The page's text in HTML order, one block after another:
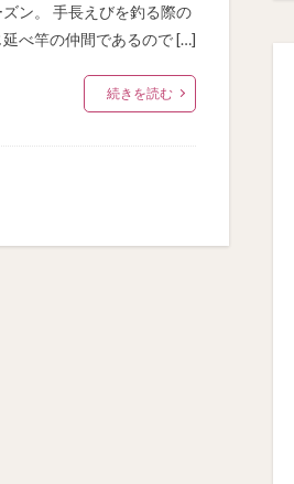
ン。 手長えびを釣る際の
べ竿の仲間であるので […]
続きを読む